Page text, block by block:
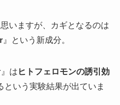
いますが、カギとなるのは
』という新成分。
は ヒトフェロモンの誘引効
という実験結果が出ていま